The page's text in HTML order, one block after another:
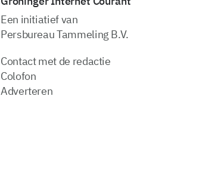
Een initiatief van
Persbureau Tammeling B.V.
Contact met de redactie
Colofon
Adverteren